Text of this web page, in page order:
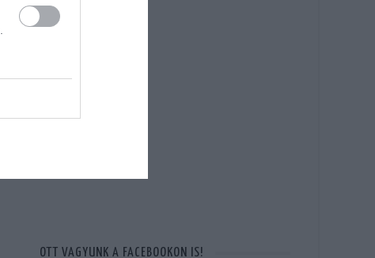
OTT VAGYUNK A FACEBOOKON IS!